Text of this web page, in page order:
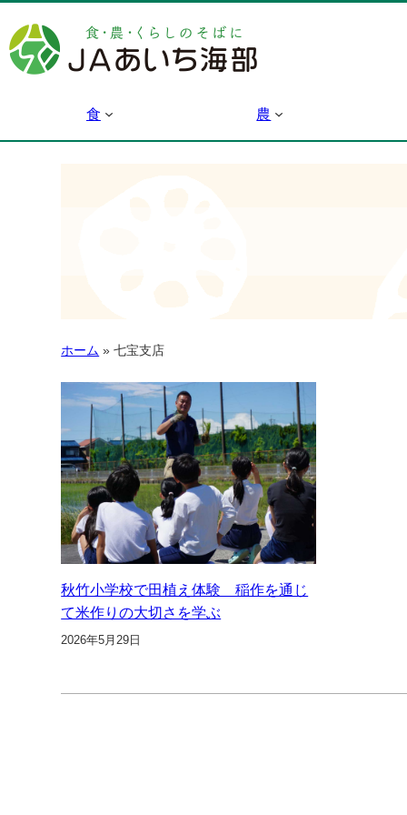
食 農
ホーム » 七宝支店
秋竹小学校で田植え体験 稲作を通じ
て米作りの大切さを学ぶ
2026年5月29日